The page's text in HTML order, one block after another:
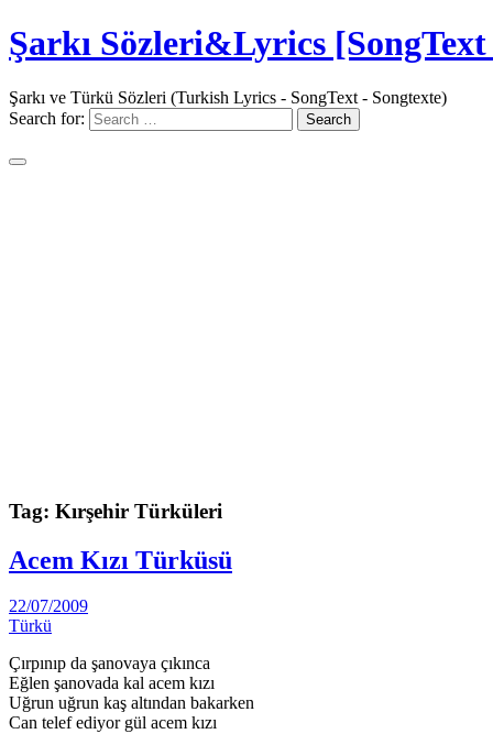
Şarkı Sözleri&Lyrics
Şarkı ve Türkü Sözleri (Turkish Lyrics - SongText - Songtexte)
Search for:
Tag: Kırşehir Türküleri
Acem Kızı Türküsü
22/07/2009
Türkü
Çırpınıp da şanovaya çıkınca
Eğlen şanovada kal acem kızı
Uğrun uğrun kaş altından bakarken
Can telef ediyor gül acem kızı